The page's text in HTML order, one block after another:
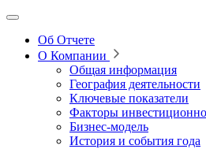
Об Отчете
О Компании
Общая информация
География деятельности
Ключевые показатели
Факторы
Бизнес-модель
История и события года